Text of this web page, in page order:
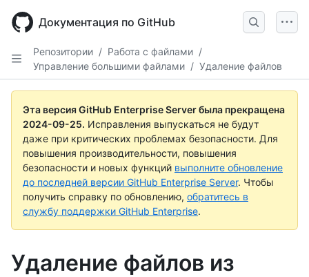
main
Документация по GitHub
Репозитории / Работа с файлами /
Управление большими файлами / Удаление файлов
Эта версия GitHub Enterprise Server была прекращена
2024-09-25. Исправления выпускаться не будут
даже при критических проблемах безопасности. Для
повышения производительности, повышения
безопасности и новых функций выполните обновление
до последней версии GitHub Enterprise Server. Чтобы
получить справку по обновлению, обратитесь в
службу поддержки GitHub Enterprise.
Удаление файлов из